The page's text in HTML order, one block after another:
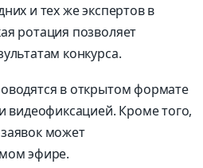
и тех же экспертов в
ротация позволяет
конкурса.
в открытом формате
видеофиксацией. Кроме того,
может
эфире.